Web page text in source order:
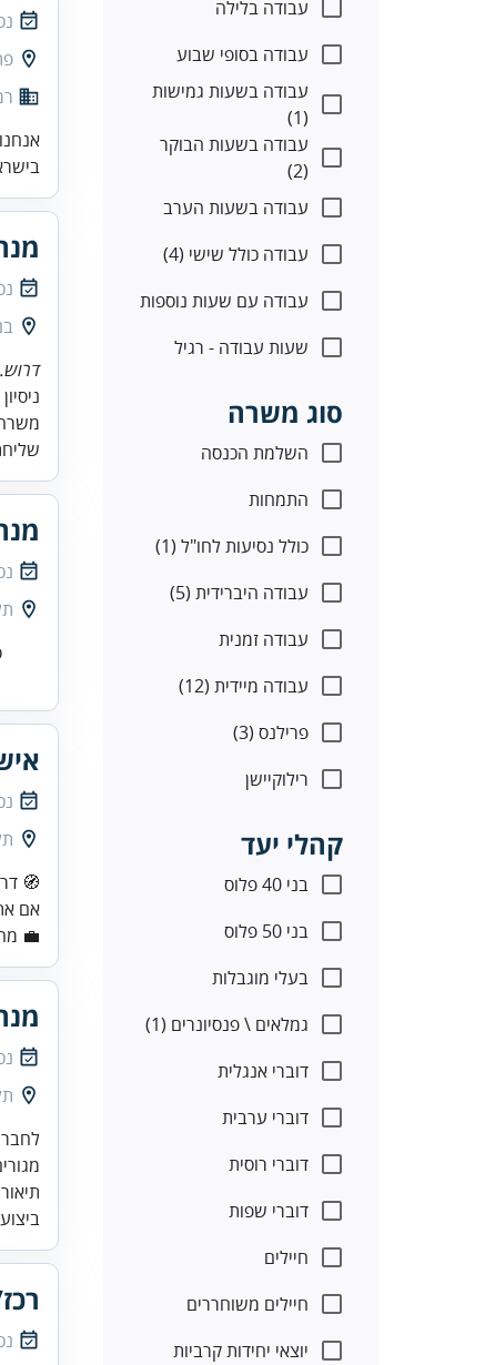
עבודה בלילה
עבודה בסופי שבוע
עבודה בשעות גמישות
(1)
עבודה בשעות הבוקר
(2)
עבודה בשעות הערב
עבודה כולל שישי (4)
עבודה עם שעות נוספות
שעות עבודה - רגיל
סוג משרה
השלמת הכנסה
התמחות
כולל נסיעות לחו"ל (1)
עבודה היברידית (5)
עבודה זמנית
עבודה מיידית (12)
פרילנס (3)
רילוקיישן
קהלי יעד
בני 40 פלוס
בני 50 פלוס
בעלי מוגבלות
גמלאים \ פנסיונרים (1)
דוברי אנגלית
דוברי ערבית
דוברי רוסית
דוברי שפות
חיילים
חיילים משוחררים
יוצאי יחידות קרביות
אם
💼